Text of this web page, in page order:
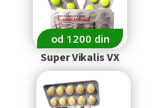
od 1200 din
Super Vikalis VX